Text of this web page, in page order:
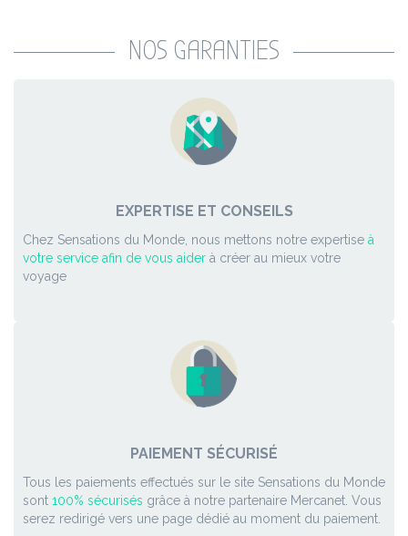
NOS GARANTIES
EXPERTISE ET CONSEILS
Chez Sensations du Monde, nous mettons notre expertise à
votre service afin de vous aider à créer au mieux votre
voyage
PAIEMENT SÉCURISÉ
Tous les paiements effectués sur le site Sensations du Monde
sont 100% sécurisés grâce à notre partenaire Mercanet. Vous
serez redirigé vers une page dédié au moment du paiement.